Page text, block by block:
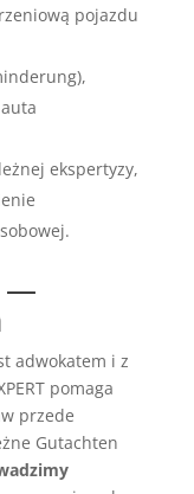
pojazdu
ekspertyzy,
—
adwokatem i z
pomaga
przede
Gutachten